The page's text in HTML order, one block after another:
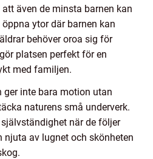
även de minsta barnen kan
ytor där barnen kan
behöver oroa sig för
platsen perfekt för en
med familjen.
ger inte bara motion utan
naturens små underverk.
när de följer
njuta av lugnet och skönheten